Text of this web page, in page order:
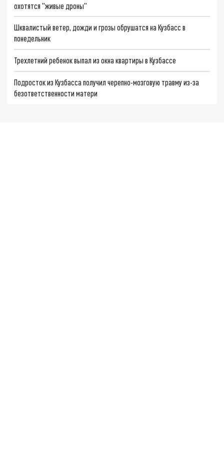
охотятся "живые дроны"
Шквалистый ветер, дожди и грозы обрушатся на Кузбасс в
понедельник
Трехлетний ребенок выпал из окна квартиры в Кузбассе
Подросток из Кузбасса получил черепно-мозговую травму из-за
безответственности матери